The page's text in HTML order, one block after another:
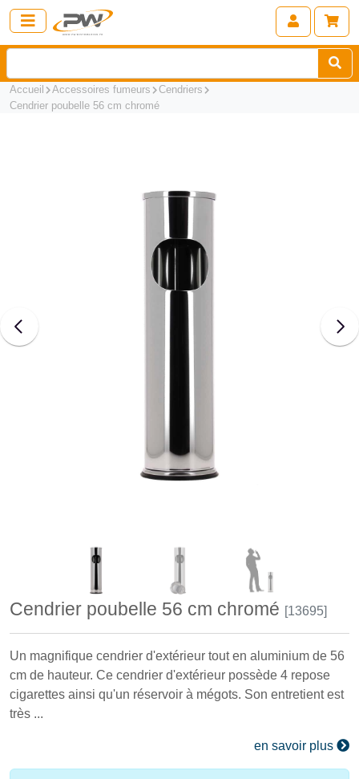
Accueil Accessoires fumeurs
Cendriers
Cendrier poubelle 56 cm chromé
Cendrier poubelle 56 cm chromé [13695]
Un magnifique cendrier d'extérieur tout en aluminium de 56
cm de hauteur. Ce cendrier d'extérieur possède 4 repose
cigarettes ainsi qu'un réservoir à mégots. Son entretient est
très ...
en savoir plus